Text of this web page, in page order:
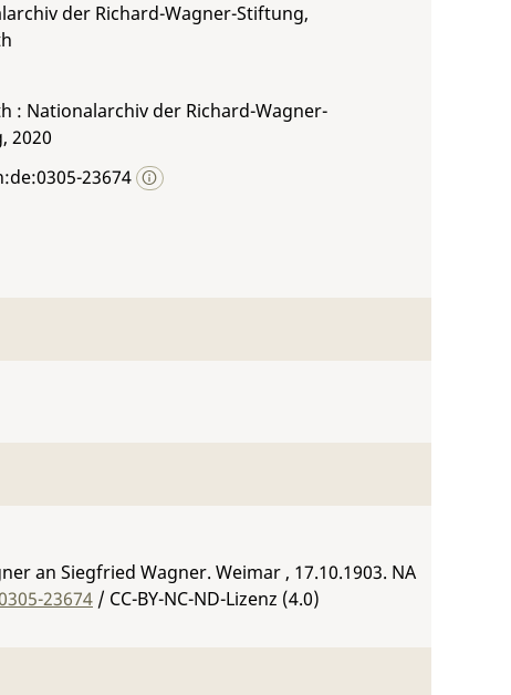
der Richard-Wagner-Stiftung,
: Nationalarchiv der Richard-Wagner-
2020
23674
an Siegfried Wagner. Weimar , 17.10.1903. NA
23674 / CC-BY-NC-ND-Lizenz (4.0)